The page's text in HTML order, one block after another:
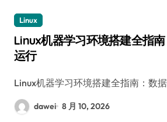
Linux
Linux机器学习环境搭建全指
运行
Linux机器学习环境搭建全指南：数
dawei 8 月 10, 2026